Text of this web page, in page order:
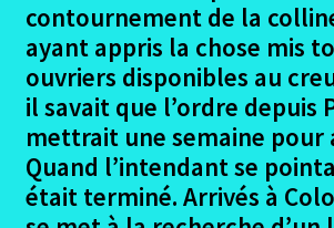
contournement de la
ayant appris la chose mis
ouvriers disponibles au
il savait que l’ordre depuis
mettrait une semaine pour
Quand l’intendant se
était terminé. Arrivés à